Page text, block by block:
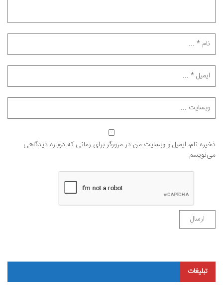
ذخیره نام، ایمیل و وبسایت من در مرورگر برای زمانی که دوباره دیدگاهی
می‌نویسم.
تبلیغات